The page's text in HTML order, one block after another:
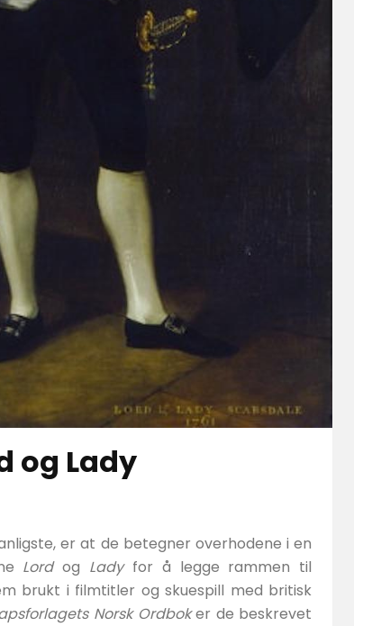
og Lady
er at de betegner overhodene i en
Lordog Lady for å legge rammen til
brukt i filmtitler og skuespill med britisk
Norsk Ordboker de beskrevet